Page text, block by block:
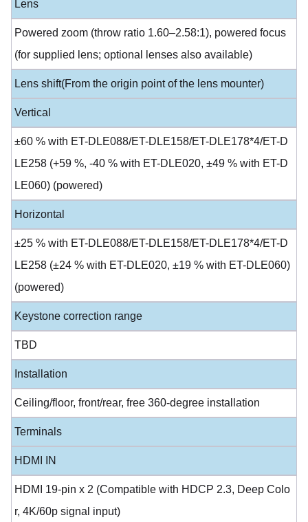
Lens
Powered zoom (throw ratio 1.60–2.58:1), powered focus
(for supplied lens; optional lenses also available)
Lens shift(From the origin point of the lens mounter)
Vertical
±60 % with ET-DLE088/ET-DLE158/ET-DLE178*4/ET-D
LE258 (+59 %, -40 % with ET-DLE020, ±49 % with ET-D
LE060) (powered)
Horizontal
±25 % with ET-DLE088/ET-DLE158/ET-DLE178*4/ET-D
LE258 (±24 % with ET-DLE020, ±19 % with ET-DLE060)
(powered)
Keystone correction range
TBD
Installation
Ceiling/floor, front/rear, free 360-degree installation
Terminals
HDMI IN
HDMI 19-pin x 2 (Compatible with HDCP 2.3, Deep Colo
r, 4K/60p signal input)